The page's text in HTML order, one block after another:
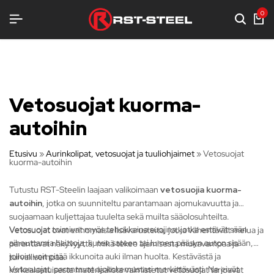
0
Vetosuojat kuorma-
autoihin
Etusivu »Aurinkolipat, vetosuojat ja tuuliohjaimet »Vetosuojat
kuorma-autoihin
Tutustu RST-Steelin laajaan valikoimaan vetosuojia kuorma-
autoihin, jotka on suunniteltu parantamaan ajomukavuutta ja
suojaamaan kuljettajaa tuulelta sekä muilta sääolosuhteilta.
Vetosuojat ovat erinomaisia lisävarusteita, jotka vähentävät melua ja
parantavat näkyvyyttä, mikä tekee ajamisesta mukavampaa ja
turvallisempaa.
Vetosuojat toimivat myös tehokkaina suojina, jotka estävät sään
aiheuttamia haittoja, kuten sateen tai lumen pääsyn auton sisään,
jolloin voit pitää ikkunoita auki ilman huolta. Kestävästä ja
korkealaatuisesta materiaalista valmistetut vetosuojat tarjoavat
Vetosuojat parantavat ajokokemustasi merkittävästi. Ne eivät